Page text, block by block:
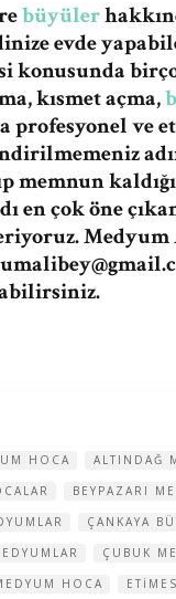
büyüler
evde
konusunda
kısmet açma,
profesyonel ve
memnun
en çok öne
Medyum
HOCA
ALTINDAĞ
BEYPAZARI
ÇANKAYA
ÇUBUK
HOCA